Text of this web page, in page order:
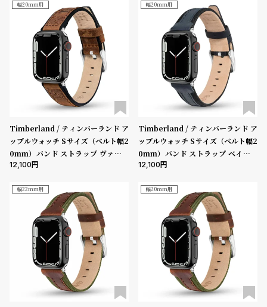
幅20mm用
Timberland / ティンバーランド ア
ップルウォッチ Sサイズ（ベルト幅2
0mm）バンド ストラップ ヴァルデ
ィビアン ブラウンレザー ［対応ケー
mm（series10以降）］
12,100
幅20mm用
Timberland / ティンバーランド ア
ップルウォッチ Sサイズ（ベルト幅2
0mm）バンド ストラップ ベインブ
リッジ ブルーレザー ［対応ケース：
（series10以降）］
12,100
幅22mm用 幅20mm用